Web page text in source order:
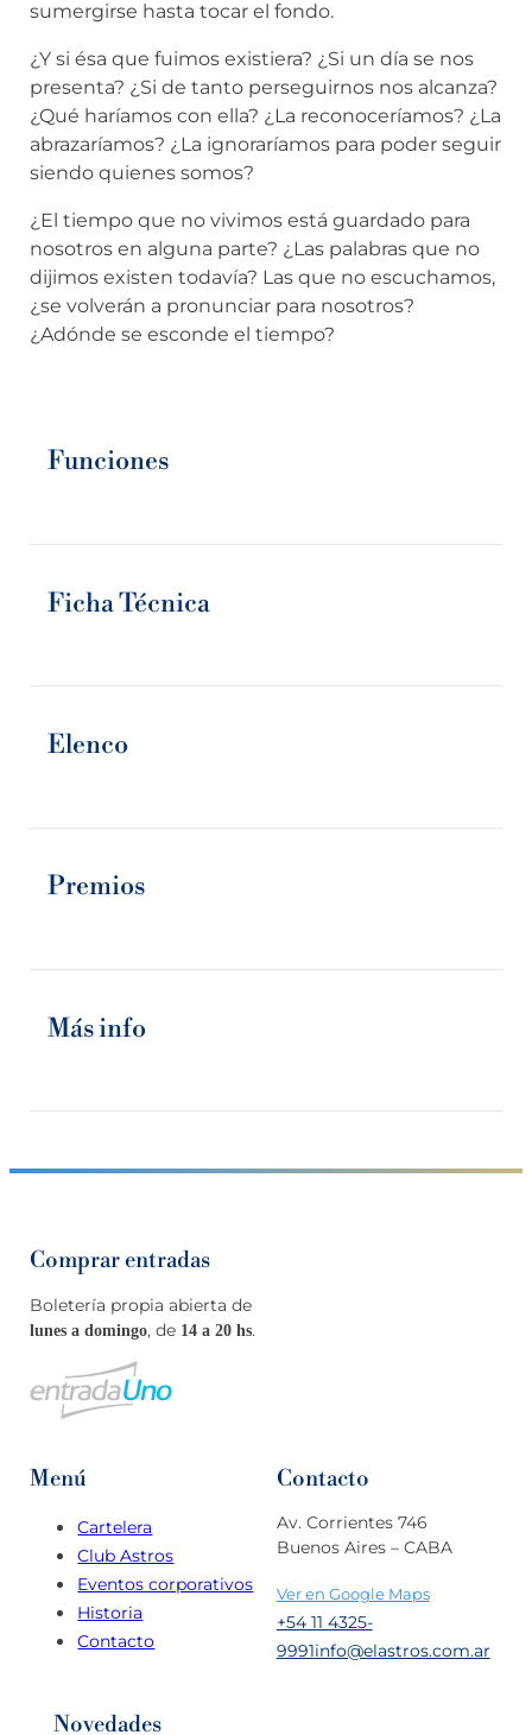
sumergirse hasta tocar el fondo.
¿Y si ésa que fuimos existiera? ¿Si un día se nos
presenta? ¿Si de tanto perseguirnos nos alcanza?
¿Qué haríamos con ella? ¿La reconoceríamos? ¿La
abrazaríamos? ¿La ignoraríamos para poder seguir
siendo quienes somos?
¿El tiempo que no vivimos está guardado para
nosotros en alguna parte? ¿Las palabras que no
dijimos existen todavía? Las que no escuchamos,
¿se volverán a pronunciar para nosotros?
¿Adónde se esconde el tiempo?
Funciones
Ficha Técnica
Elenco
Premios
Más info
Comprar entradas
Boletería propia abierta de
lunes a domingo, de 14 a 20 hs.
Menú
Cartelera
Club Astros
Eventos corporativos
Historia
Contacto
Contacto
Av. Corrientes 746
Buenos Aires – CABA
Ver en Google Maps
+54 11 4325-
9991info@elastros.com.ar
Novedades